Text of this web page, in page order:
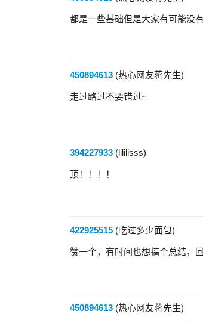
都是一些基础但是大家有可能没
450894613 (热心网友蒋先生)
走过路过不要错过~
394227933 (lililisss)
顶！！！！
422925515 (吃过多少面包)
赞一个，有时间也想搞个总结，
450894613 (热心网友蒋先生)